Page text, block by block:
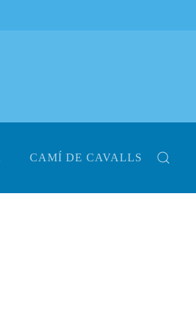
CAMÍ DE CAVALLS